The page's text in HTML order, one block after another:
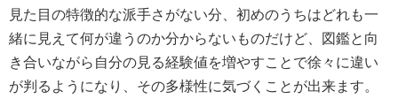
見た目の特徴的な派手さがない分、初めのうちはどれも一
緒に見えて何が違うのか分からないものだけど、図鑑と向
き合いながら自分の見る経験値を増やすことで徐々に違い
が判るようになり、その多様性に気づくことが出来ます。